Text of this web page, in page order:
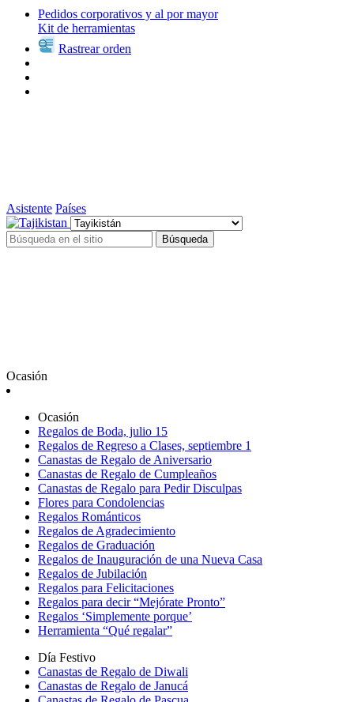
Pedidos corporativos y al por mayor
Kit de herramientas
Rastrear orden
Asistente Países
Búsqueda
Ocasión
Ocasión
Regalos de Boda, julio 15
Regalos de Regreso a Clases, septiembre 1
Canastas de Regalo de Aniversario
Canastas de Regalo de Cumpleaños
Canastas de Regalo para Pedir Disculpas
Flores para Condolencias
Regalos Románticos
Regalos de Agradecimiento
Regalos de Graduación
Regalos de Inauguración de una Nueva Casa
Regalos de Jubilación
Regalos para Felicitaciones
Regalos para decir “Mejórate Pronto”
Regalos ‘Simplemente porque’
Herramienta “Qué regalar”
Día Festivo
Canastas de Regalo de Diwali
Canastas de Regalo de Janucá